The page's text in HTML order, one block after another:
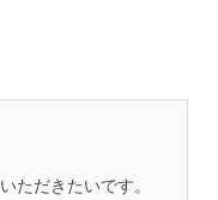
ただきたいです。